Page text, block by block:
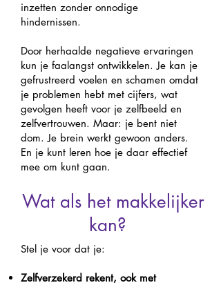
inzetten zonder onnodige
hindernissen.
Door herhaalde negatieve ervaringen
kun je faalangst ontwikkelen. Je kan je
gefrustreerd voelen en schamen omdat
je problemen hebt met cijfers, wat
gevolgen heeft voor je zelfbeeld en
zelfvertrouwen. Maar: je bent niet
dom. Je brein werkt gewoon anders.
En je kunt leren hoe je daar effectief
mee om kunt gaan.
Wat als het makkelijker
kan?
​Stel je voor dat je:
Zelfverzekerd rekent, ook met